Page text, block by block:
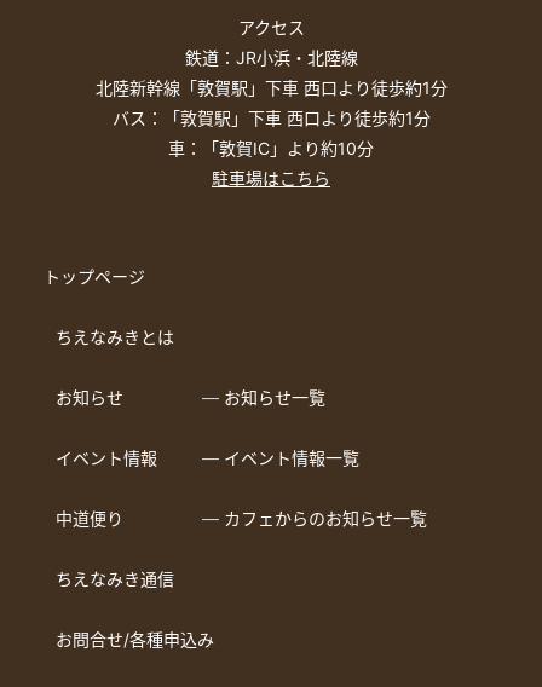
アクセス
鉄道：JR小浜・北陸線
北陸新幹線「敦賀駅」下車 西口より徒歩約1分
バス：「敦賀駅」下車 西口より徒歩約1分
車：「敦賀IC」より約10分
駐車場はこちら
トップページ
ちえなみきとは
お知らせ ― お知らせ一覧
イベント情報 ― イベント情報一覧
中道便り ― カフェからのお知らせ一覧
ちえなみき通信
お問合せ/各種申込み